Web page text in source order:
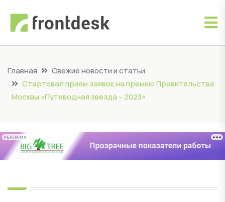
Главная
Свежие новости и статьи
Стартовал прием заявок на премию Правительства
Москвы «Путеводная звезда – 2023»
РЕКЛАМА